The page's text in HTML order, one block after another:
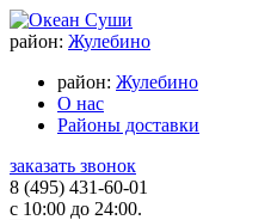
район: Жулебино
район: Жулебино
О нас
Районы доставки
заказать звонок
8 (495) 431-60-01
с 10:00 до 24:00.